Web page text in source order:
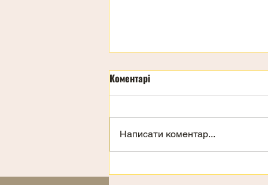
Коментарі
Написати коментар...